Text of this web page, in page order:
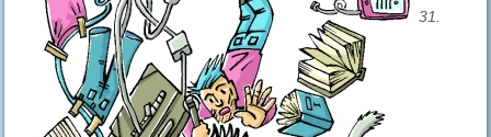
31.